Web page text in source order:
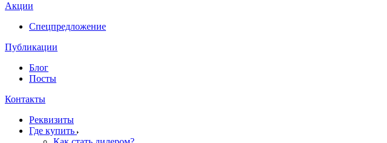
Акции
Спецпредложение
Публикации
Блог
Посты
Контакты
Реквизиты
Где купить